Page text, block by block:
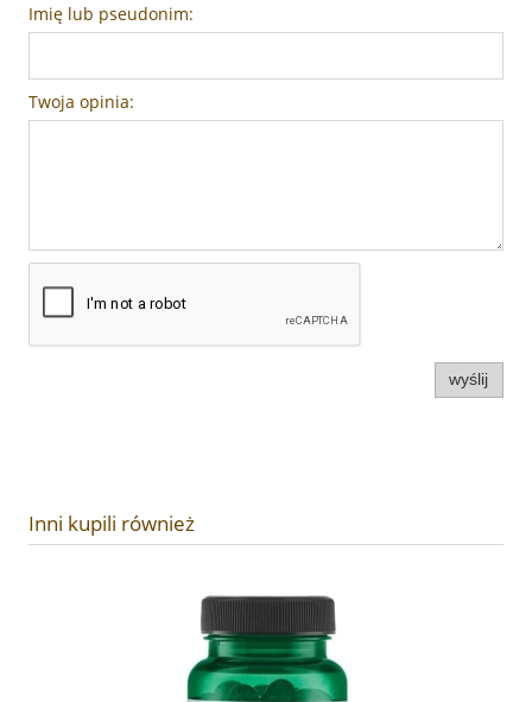
Imię lub pseudonim:
Twoja opinia:
wyślij
Inni kupili również